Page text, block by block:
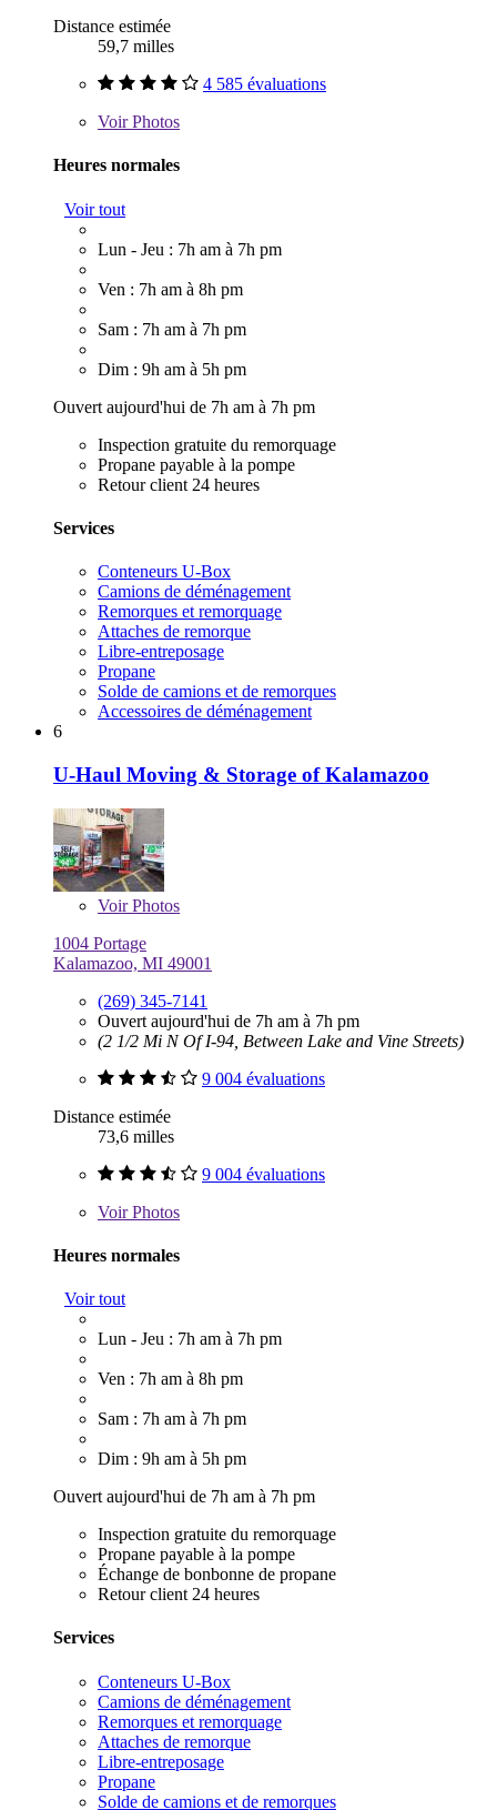
Distance estimée
59,7 milles
4 585 évaluations
VoirPhotos
Heures normales
Voir tout
Lun - Jeu : 7h am à 7h pm
Ven : 7h am à 8h pm
Sam : 7h am à 7h pm
Dim : 9h am à 5h pm
Ouvert aujourd'hui de 7h am à 7h pm
Inspection gratuite du remorquage
Propane payable à la pompe
Retour client 24 heures
Services
Conteneurs U-Box
Camions de déménagement
Remorques et remorquage
Attaches de remorque
Libre-entreposage
Propane
Solde de camions et de remorques
Accessoires de déménagement
6
U-Haul Moving & Storage of Kalamazoo
VoirPhotos
1004 Portage
Kalamazoo, MI 49001
(269) 345-7141
Ouvert aujourd'hui de 7h am à 7h pm
(2 1/2 Mi N Of I-94, Between Lake and Vine Streets)
9 004 évaluations
Distance estimée
73,6 milles
9 004 évaluations
VoirPhotos
Heures normales
Voir tout
Lun - Jeu : 7h am à 7h pm
Ven : 7h am à 8h pm
Sam : 7h am à 7h pm
Dim : 9h am à 5h pm
Ouvert aujourd'hui de 7h am à 7h pm
Inspection gratuite du remorquage
Propane payable à la pompe
Échange de bonbonne de propane
Retour client 24 heures
Services
Conteneurs U-Box
Camions de déménagement
Remorques et remorquage
Attaches de remorque
Libre-entreposage
Propane
Solde de camions et de remorques